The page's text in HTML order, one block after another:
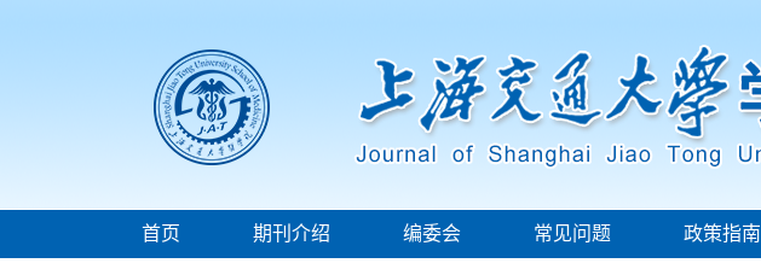
首页 期刊介绍 编委会 常见问题 政策指南